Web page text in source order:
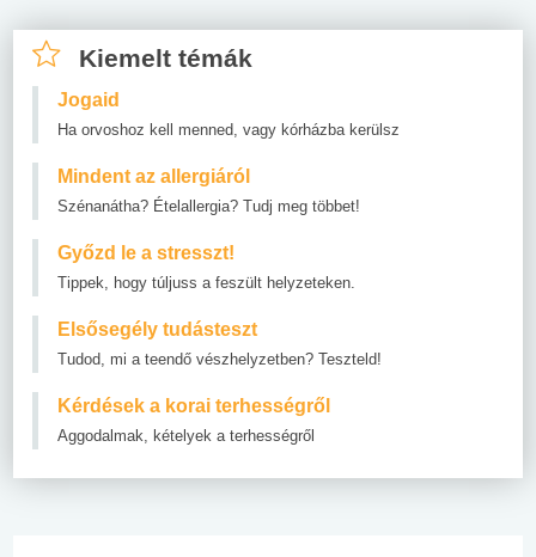
Kiemelt témák
Jogaid
Ha orvoshoz kell menned, vagy kórházba kerülsz
Mindent az allergiáról
Szénanátha? Ételallergia? Tudj meg többet!
Győzd le a stresszt!
Tippek, hogy túljuss a feszült helyzeteken.
Elsősegély tudásteszt
Tudod, mi a teendő vészhelyzetben? Teszteld!
Kérdések a korai terhességről
Aggodalmak, kételyek a terhességről